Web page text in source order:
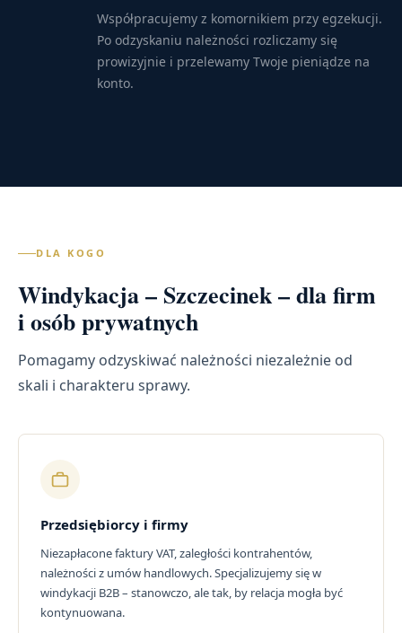
Współpracujemy z komornikiem przy egzekucji.
Po odzyskaniu należności rozliczamy się
prowizyjnie i przelewamy Twoje pieniądze na
konto.
DLA KOGO
Windykacja – Szczecinek – dla firm
i osób prywatnych
Pomagamy odzyskiwać należności niezależnie od
skali i charakteru sprawy.
Przedsiębiorcy i firmy
Niezapłacone faktury VAT, zaległości kontrahentów,
należności z umów handlowych. Specjalizujemy się w
windykacji B2B – stanowczo, ale tak, by relacja mogła być
kontynuowana.